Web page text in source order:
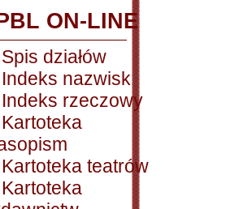
ON-LINE
Spis działów
Indeks nazwisk
Indeks rzeczowy
Kartoteka
Kartoteka teatrów
Kartoteka